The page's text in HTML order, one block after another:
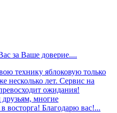
за Ваше доверие....
технику яблоковую только
несколько лет. Сервис на
ожидания!
многие
восторга! Благодарю вас!...